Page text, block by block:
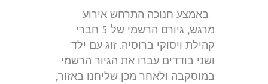
באמצע חנוכה התרחש אירוע
מרגש, גיורם הרשמי של 5 חברי
קהילת ויסוקי ברוסיה. זוג עם ילד
ושני בודדים עברו את הגיור הרשמי
במוסקבה ולאחר מכן שליחנו באזור,